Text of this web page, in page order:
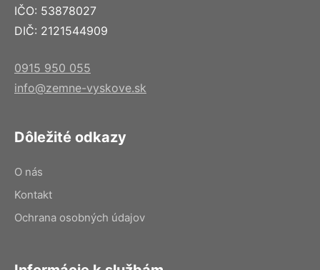
IČO: 53878027
DIČ: 2121544909
0915 950 055
info@zemne-vyskove.sk
Dôležité odkazy
O nás
Kontakt
Ochrana osobných údajov